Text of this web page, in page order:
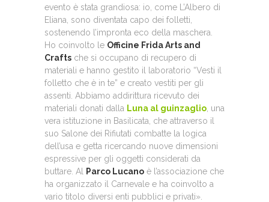
evento è stata grandiosa: io, come L’Albero di
Eliana, sono diventata capo dei folletti,
sostenendo l’impronta eco della maschera.
Ho coinvolto le Officine Frida Arts and
Crafts che si occupano di recupero di
materiali e hanno gestito il laboratorio “Vesti il
folletto che è in te” e creato vestiti per gli
assenti. Abbiamo addirittura ricevuto dei
materiali donati dalla Luna al guinzaglio , una
vera istituzione in Basilicata, che attraverso il
suo Salone dei Rifiutati combatte la logica
dell’usa e getta ricercando nuove dimensioni
espressive per gli oggetti considerati da
buttare. Al
Parco Lucano è l’associazione che
ha organizzato il Carnevale e ha coinvolto a
vario titolo diversi enti pubblici e privati».